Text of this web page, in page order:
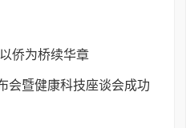
侨为桥续华章
会暨健康科技座谈会成功